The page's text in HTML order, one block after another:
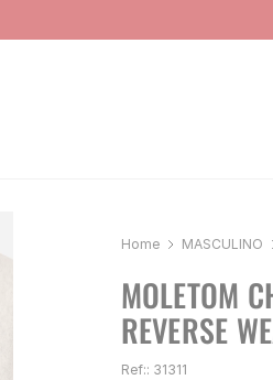
MASCULINO
MOLETOM
REVERSE
Ref:: 31311